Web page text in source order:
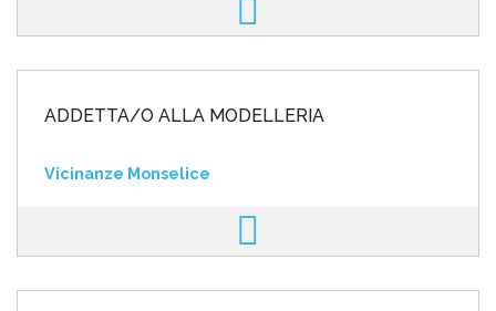
ADDETTA/O ALLA MODELLERIA
Vicinanze Monselice